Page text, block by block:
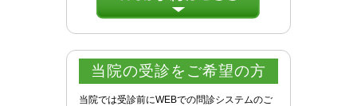
当院の受診をご希望の方
当院では受診前にWEBでの問診システムのご